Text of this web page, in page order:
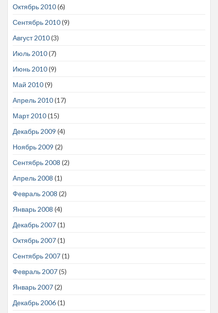
Октябрь 2010(6)
Сентябрь 2010(9)
Август 2010(3)
Июль 2010(7)
Июнь 2010(9)
Май 2010(9)
Апрель 2010(17)
Март 2010(15)
Декабрь 2009 (4)
Ноябрь 2009 (2)
Сентябрь 2008 (2)
Апрель 2008 (1)
Февраль 2008 (2)
Январь 2008 (4)
Декабрь 2007(1)
Октябрь 2007(1)
Сентябрь 2007(1)
Февраль 2007(5)
Январь 2007(2)
Декабрь 2006(1)